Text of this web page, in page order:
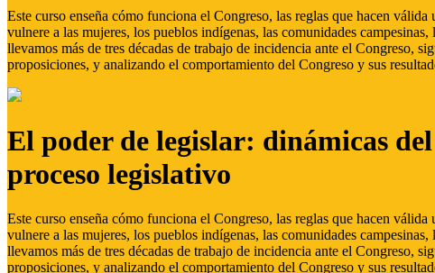
Este curso enseña cómo funciona el Congreso, las reglas que hacen
vulnere a las mujeres, los pueblos indígenas, las comunidades
llevamos más de tres décadas de trabajo de incidencia ante el Congreso,
proposiciones, y analizando el comportamiento del Congreso y sus
El poder de legislar: dinámicas
proceso legislativo
Este curso enseña cómo funciona el Congreso, las reglas que hacen
vulnere a las mujeres, los pueblos indígenas, las comunidades
llevamos más de tres décadas de trabajo de incidencia ante el Congreso,
proposiciones, y analizando el comportamiento del Congreso y sus